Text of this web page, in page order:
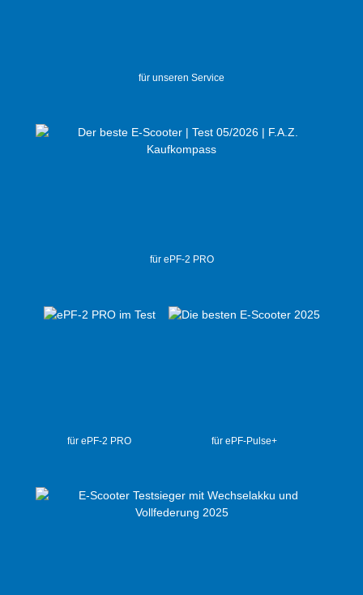
für unseren Service
für ePF-2 PRO
für ePF-2 PRO für ePF-Pulse+